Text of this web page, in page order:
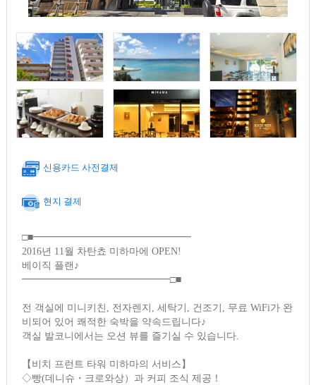
신용카드 사전결제
현지 결제
□■━━━━━━━━━━━━━━━━
2016년 11월 차탄쵸 미하마에 OPEN!
베이직 플랜♪
━━━━━━━━━━━━━━━□■
전 객실에 미니키친, 전자렌지, 세탁기, 건조기, 무료 WiFi가 완
비되어 있어 쾌적한 숙박을 약속드립니다♪
객실 발코니에서는 오션 뷰를 즐기실 수 있습니다.
【비치 프런트 타워 미하마의 서비스】
◇빵(데니슈・크로와상）과 커피 조식 제공！